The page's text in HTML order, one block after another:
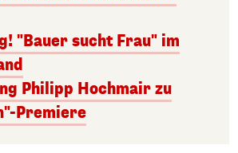
"Bauer sucht Frau" im
Philipp Hochmair zu
Premiere